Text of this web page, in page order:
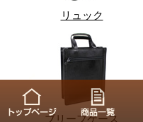
リュック
ブリーフケース